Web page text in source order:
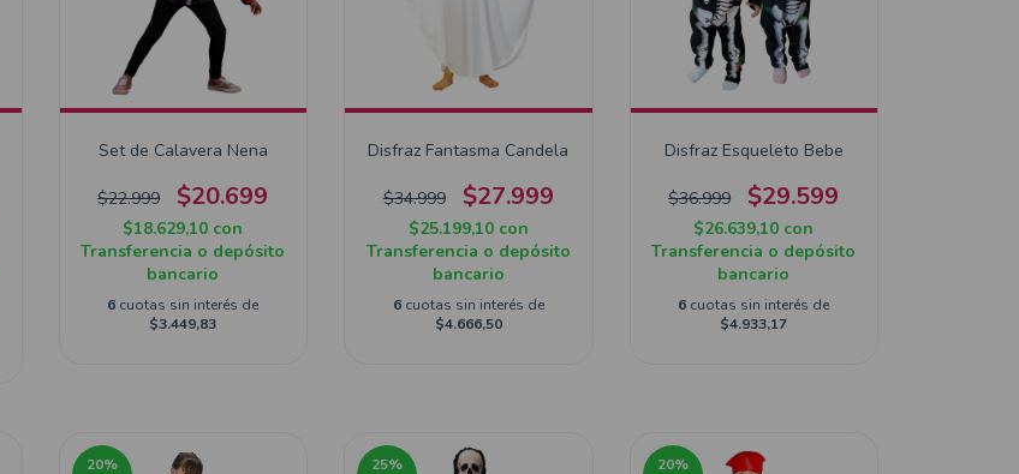
Set de Calavera Nena
$22.999 $20.699
$18.629,10 con
Transferencia o depósito
bancario
6 cuotas sin interés de
$3.449,83
Disfraz Fantasma Candela
$34.999 $27.999
$25.199,10 con
Transferencia o depósito
bancario
6 cuotas sin interés de
$4.666,50
Disfraz Esqueleto Bebe
$36.999 $29.599
$26.639,10 con
Transferencia o depósito
bancario
6 cuotas sin interés de
$4.933,17
20%
25%
20%